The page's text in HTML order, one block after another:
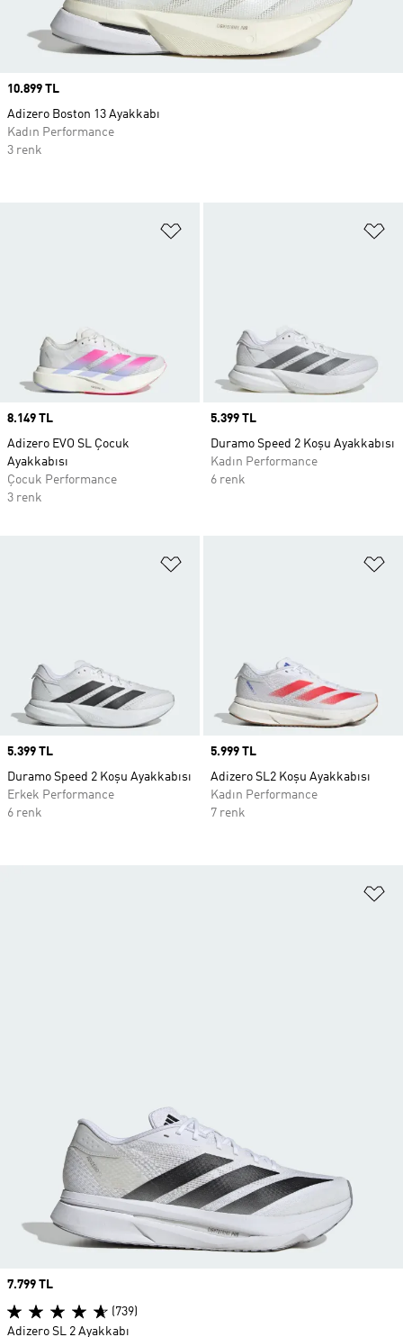
Price
8.149 TL
Adizero EVO SL Çocuk
Ayakkabısı
Çocuk Performance
3 renk
Price
5.399 TL
Duramo Speed 2 Koşu Ayakkabısı
Kadın Performance
6 renk
Price
5.399 TL
Duramo Speed 2 Koşu Ayakkabısı
Erkek Performance
6 renk
Price
5.999 TL
Adizero SL2 Koşu Ayakkabısı
Kadın Performance
7 renk
Price
10.899 TL
Adizero Boston 13 Ayakkabı
Kadın Performance
3 renk
Price
7.799 TL
(739)
Adizero SL 2 Ayakkabı